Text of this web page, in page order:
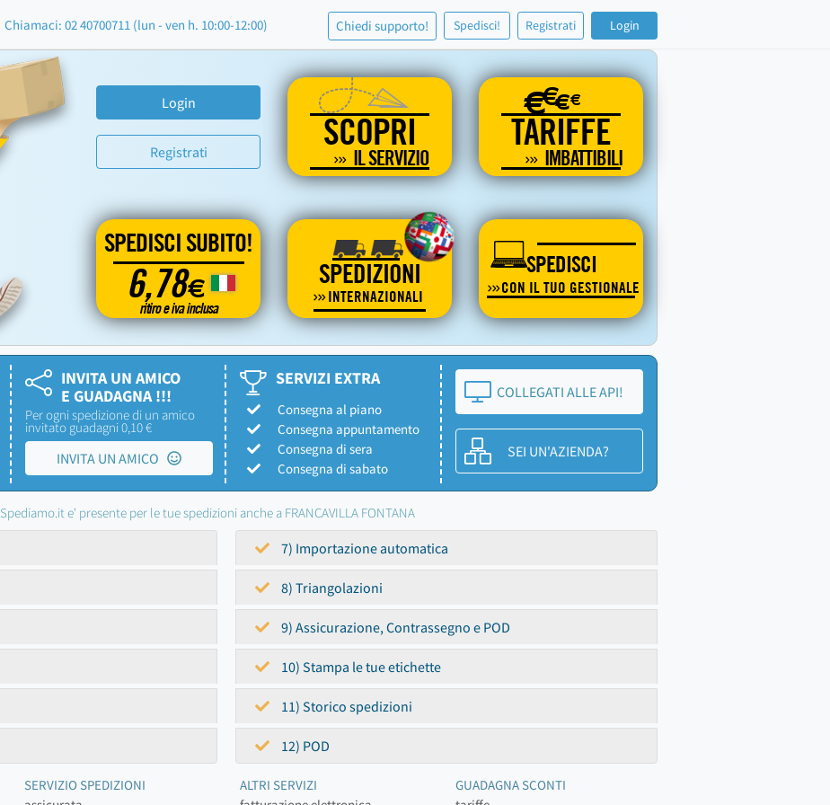
Chiamaci: 02 40700711 (lun - ven h. 10:00-12:00) Chiedi supporto! Spedisci! Registrati Login
Login
Registrati SCOPRI
IL SERVIZIO
€€€€
TARIFFE
IMBATTIBILI
SPEDISCI SUBITO!
6,78€
ritiro e iva inclusa
SPEDIZIONI
INTERNAZIONALI
SPEDISCI
CON IL TUO GESTIONALE
INVITA UN AMICO
E GUADAGNA !!!
Per ogni spedizione di un amico
invitato guadagni 0,10 €
INVITA UN AMICO
SERVIZI EXTRA
Consegna al piano
Consegna appuntamento
Consegna di sera
Consegna di sabato
COLLEGATI ALLE API!
SEI UN'AZIENDA?
Spediamo.it e' presente per le tue spedizioni anche a FRANCAVILLA FONTANA
7) Importazione automatica
8) Triangolazioni
9) Assicurazione, Contrassegno e POD
10) Stampa le tue etichette
11) Storico spedizioni
12) POD
SERVIZIO SPEDIZIONI
ALTRI SERVIZI
GUADAGNA SCONTI